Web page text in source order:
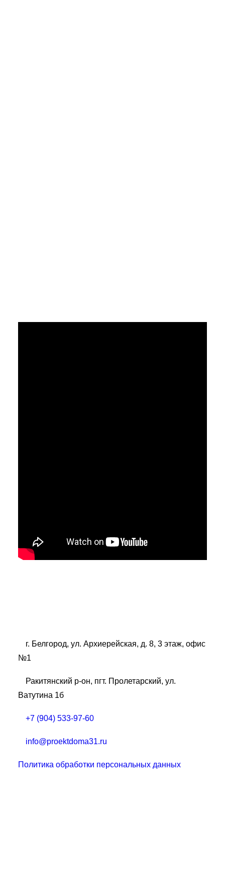
г. Белгород, ул. Архиерейская, д. 8, 3 этаж, офис
№1
Ракитянский р-он, пгт. Пролетарский, ул.
Ватутина 1б
+7 (904) 533-97-60
info@proektdoma31.ru
Политика обработки персональных данных